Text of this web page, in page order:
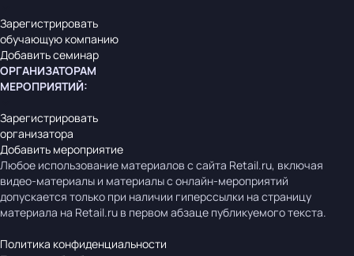
Зарегистрировать
обучающую компанию
Добавить семинар
ОРГАНИЗАТОРАМ
МЕРОПРИЯТИЙ:
Зарегистрировать
организатора
Добавить мероприятие
Любое использование материалов с сайта Retail.ru, включая
видео-материалы и материалы с онлайн-мероприятий
допускается только при наличии гиперссылки на страницу
материала на Retail.ru в первом абзаце публикуемого текста.
Политика конфиденциальности